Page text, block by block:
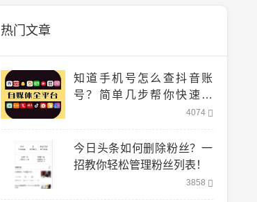
热门文章
知道手机号怎么查抖音账
号？简单几步帮你快速找
4074
今日头条如何删除粉丝？一
招教你轻松管理粉丝列表！
3858